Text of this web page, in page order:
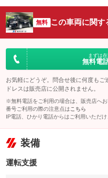
無料 この車両に関
まずは
無料電
お気軽にどうぞ。問合せ後に何度も
ドレスは販売店に公開されません。
※無料電話をご利用の場合は、販売店へ
番号ご利用の際の注意点は こちら
IP電話、ひかり電話からはご利用いただけ
装備
運転支援